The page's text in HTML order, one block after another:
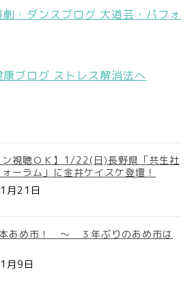
ン視聴ＯＫ】1/22(日)長野県「共生社
ーラム」に金井ケイスケ登壇！
月21日
あめ市！ ～ ３年ぶりのあめ市は
月9日